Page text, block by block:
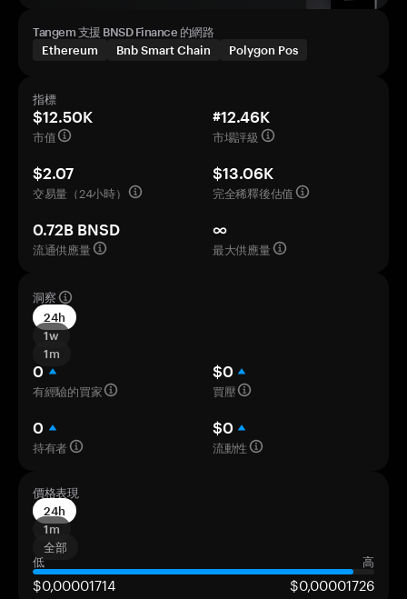
Tangem 支援 BNSD Finance 的網路
Ethereum
Bnb Smart Chain Polygon Pos
指標
$12.50K
市值
#12.46K
市場評級
$2.07
交易量（24小時）
$13.06K
完全稀釋後估值
0.72B BNSD
流通供應量
∞
最大供應量
洞察
24h
1w
1m
0
有經驗的買家
$0
買壓
0
持有者
$0
流動性
價格表現
24h
1m
全部
低
高
$0,00001714 $0,00001726